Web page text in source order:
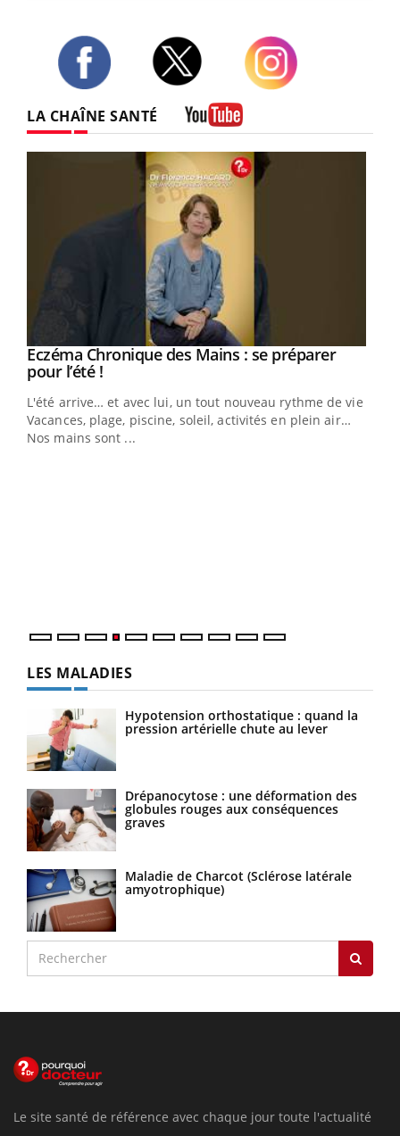
LA CHAÎNE SANTÉ
Youtube
Eczéma Chronique des Mains : se préparer
pour l’été !Youtube
L'été arrive… et avec lui, un tout nouveau rythme de vie !
Vacances, plage, piscine, soleil, activités en plein air…
Nos mains sont ...
LES MALADIES
Hypotension orthostatique : quand la
pression artérielle chute au lever
Drépanocytose : une déformation des
globules rouges aux conséquences
graves
Maladie de Charcot (Sclérose latérale
amyotrophique)
Le site santé de référence avec chaque jour toute l'actualité